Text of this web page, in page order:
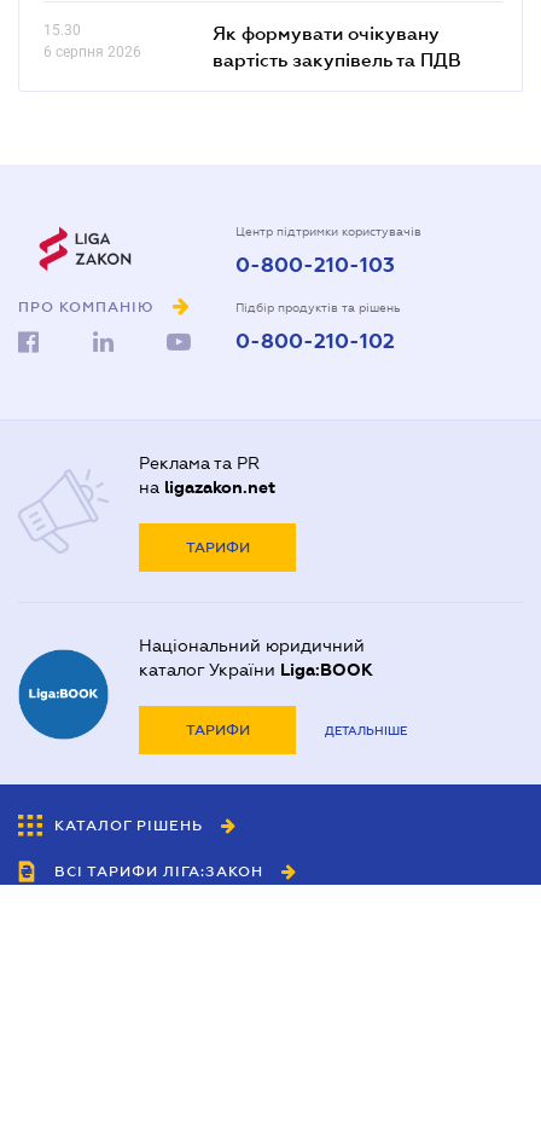
15.30
6 серпня 2026
Як формувати очікувану
вартість закупівель та ПДВ
ПРО КОМПАНІЮ
Центр підтримки користувачів
0-800-210-103
Підбір продуктів та рішень
0-800-210-102
Реклама та PR
на ligazakon.net
ТАРИФИ
Національний юридичний
каталог України Liga:BOOK
ТАРИФИ ДЕТАЛЬНІШЕ
КАТАЛОГ РІШЕНЬ
ВСІ ТАРИФИ ЛІГА:ЗАКОН